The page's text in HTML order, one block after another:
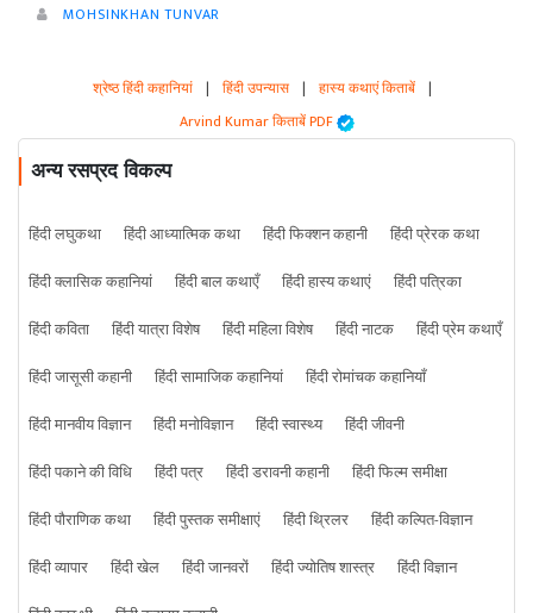
MOHSINKHAN TUNVAR
श्रेष्ठ हिंदी कहानियां | हिंदी उपन्यास | हास्य कथाएं किताबें |
Arvind Kumar किताबें PDF
अन्य रसप्रद विकल्प
हिंदी लघुकथा हिंदी आध्यात्मिक कथा हिंदी फिक्शन कहानी
हिंदी प्रेरक कथा
हिंदी क्लासिक कहानियां
हिंदी बाल कथाएँ हिंदी हास्य कथाएं
हिंदी पत्रिका
हिंदी कविता
हिंदी यात्रा विशेष हिंदी महिला विशेष हिंदी नाटक
हिंदी प्रेम कथाएँ
हिंदी जासूसी कहानी
हिंदी सामाजिक कहानियां
हिंदी रोमांचक कहानियाँ
हिंदी मानवीय विज्ञान
हिंदी मनोविज्ञान हिंदी स्वास्थ्य
हिंदी जीवनी
हिंदी पकाने की विधि
हिंदी पत्र हिंदी डरावनी कहानी
हिंदी फिल्म समीक्षा
हिंदी पौराणिक कथा
हिंदी पुस्तक समीक्षाएं हिंदी थ्रिलर
हिंदी कल्पित-विज्ञान
हिंदी व्यापार
हिंदी खेल हिंदी जानवरों हिंदी ज्योतिष शास्त्र
हिंदी विज्ञान